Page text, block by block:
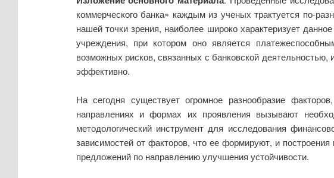
коммерческого банка» каждым из ученых трактуется по-
нашей точки зрения, наиболее широко характеризует
учреждения, при котором оно является
возможных рисков, связанных с банковской
эффективно.
На сегодня существует огромное разнообразие
направлениях и формах их проявления вызывают
методологический инструмент для исследования
зависимостей от факторов, что ее формируют, и
предложений по направлению улучшения устойчивости.